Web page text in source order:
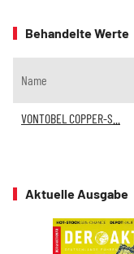
Behandelte Werte
Name
VONTOBEL COPPER-S...
Aktuelle Ausgabe